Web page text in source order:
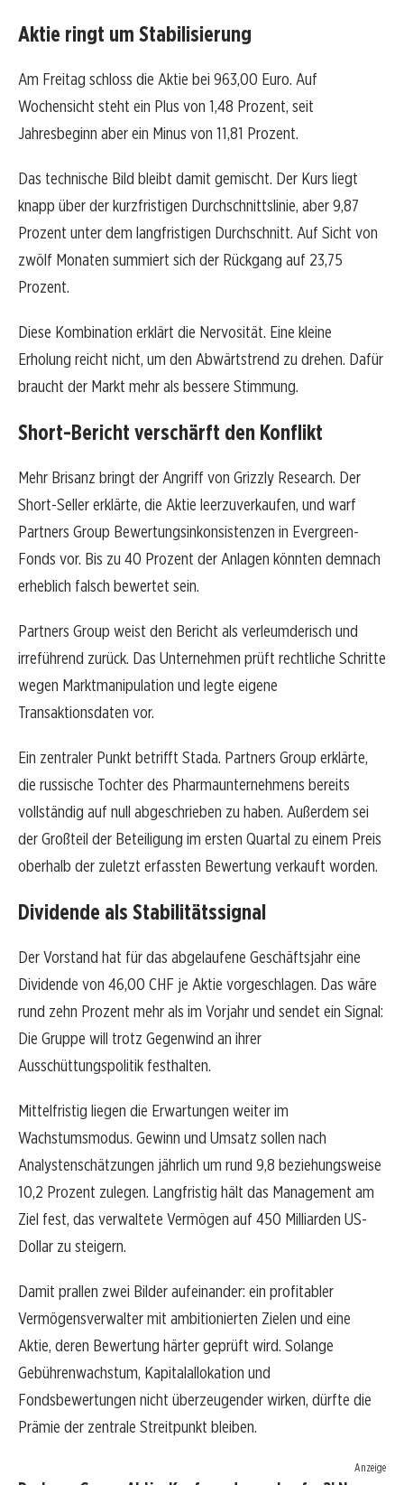
Aktie ringt um Stabilisierung
Am Freitag schloss die Aktie bei 963,00 Euro. Auf
Wochensicht steht ein Plus von 1,48 Prozent, seit
Jahresbeginn aber ein Minus von 11,81 Prozent.
Das technische Bild bleibt damit gemischt. Der Kurs liegt
knapp über der kurzfristigen Durchschnittslinie, aber 9,87
Prozent unter dem langfristigen Durchschnitt. Auf Sicht von
zwölf Monaten summiert sich der Rückgang auf 23,75
Prozent.
Diese Kombination erklärt die Nervosität. Eine kleine
Erholung reicht nicht, um den Abwärtstrend zu drehen. Dafür
braucht der Markt mehr als bessere Stimmung.
Short-Bericht verschärft den Konflikt
Mehr Brisanz bringt der Angriff von Grizzly Research. Der
Short-Seller erklärte, die Aktie leerzuverkaufen, und warf
Partners Group Bewertungsinkonsistenzen in Evergreen-
Fonds vor. Bis zu 40 Prozent der Anlagen könnten demnach
erheblich falsch bewertet sein.
Partners Group weist den Bericht als verleumderisch und
irreführend zurück. Das Unternehmen prüft rechtliche Schritte
wegen Marktmanipulation und legte eigene
Transaktionsdaten vor.
Ein zentraler Punkt betrifft Stada. Partners Group erklärte,
die russische Tochter des Pharmaunternehmens bereits
vollständig auf null abgeschrieben zu haben. Außerdem sei
der Großteil der Beteiligung im ersten Quartal zu einem Preis
oberhalb der zuletzt erfassten Bewertung verkauft worden.
Dividende als Stabilitätssignal
Der Vorstand hat für das abgelaufene Geschäftsjahr eine
Dividende von 46,00 CHF je Aktie vorgeschlagen. Das wäre
rund zehn Prozent mehr als im Vorjahr und sendet ein Signal:
Die Gruppe will trotz Gegenwind an ihrer
Ausschüttungspolitik festhalten.
Mittelfristig liegen die Erwartungen weiter im
Wachstumsmodus. Gewinn und Umsatz sollen nach
Analystenschätzungen jährlich um rund 9,8 beziehungsweise
10,2 Prozent zulegen. Langfristig hält das Management am
Ziel fest, das verwaltete Vermögen auf 450 Milliarden US-
Dollar zu steigern.
Damit prallen zwei Bilder aufeinander: ein profitabler
Vermögensverwalter mit ambitionierten Zielen und eine
Aktie, deren Bewertung härter geprüft wird. Solange
Gebührenwachstum, Kapitalallokation und
Fondsbewertungen nicht überzeugender wirken, dürfte die
Prämie der zentrale Streitpunkt bleiben.
Anzeige